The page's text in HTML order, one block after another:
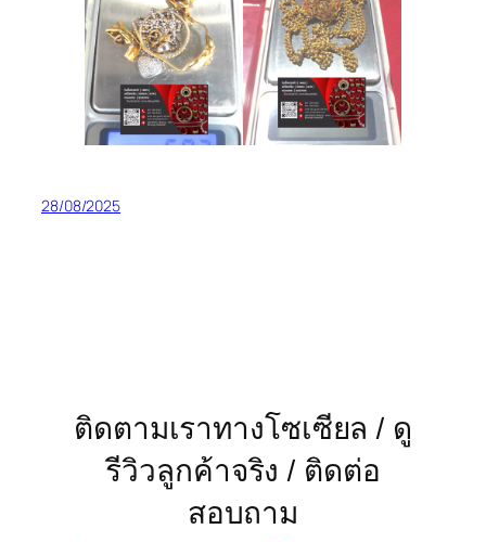
28/08/2025
ติดตามเราทางโซเซียล / ดู
รีวิวลูกค้าจริง / ติดต่อ
สอบถาม